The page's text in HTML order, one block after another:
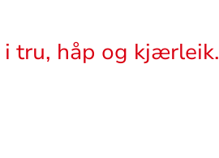
tru, håp og kjærleik.